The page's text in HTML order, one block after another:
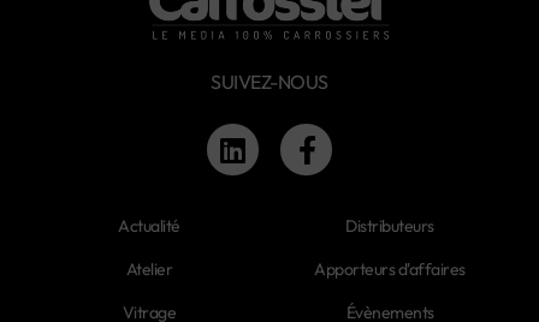
SUIVEZ-NOUS
Actualité
Atelier
Vitrage
Distributeurs
Apporteurs d'affaires
Évènements